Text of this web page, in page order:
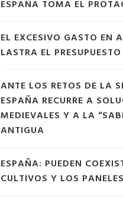
ESPAÑA TOMA EL
EL EXCESIVO GASTO EN
LASTRA EL PRESUPUESTO
ANTE LOS RETOS DE LA
ESPAÑA RECURRE A
MEDIEVALES Y A LA
ANTIGUA
ESPAÑA: PUEDEN
CULTIVOS Y LOS